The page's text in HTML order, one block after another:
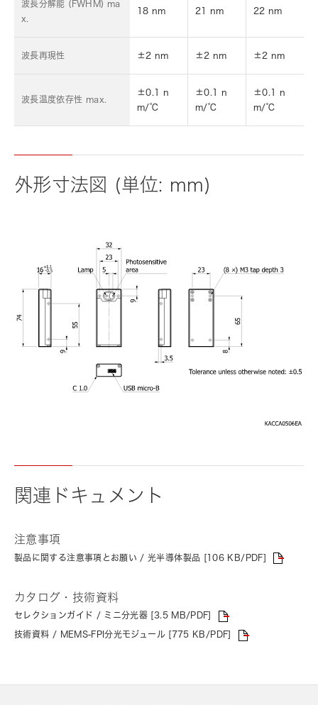
波長分解能 (FWHM) ma
x.
18 nm 21 nm 22 nm
波長再現性 ±2 nm ±2 nm ±2 nm
波長温度依存性 max.
±0.1 n
m/℃
±0.1 n
m/℃
±0.1 n
m/℃
外形寸法図 (単位: mm)
関連ドキュメント
注意事項
製品に関する注意事項とお願い / 光半導体製品 [106 KB/PDF]
カタログ・技術資料
セレクションガイド / ミニ分光器 [3.5 MB/PDF]
技術資料 / MEMS-FPI分光モジュール [775 KB/PDF]